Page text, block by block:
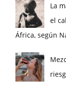
La
el
África, según